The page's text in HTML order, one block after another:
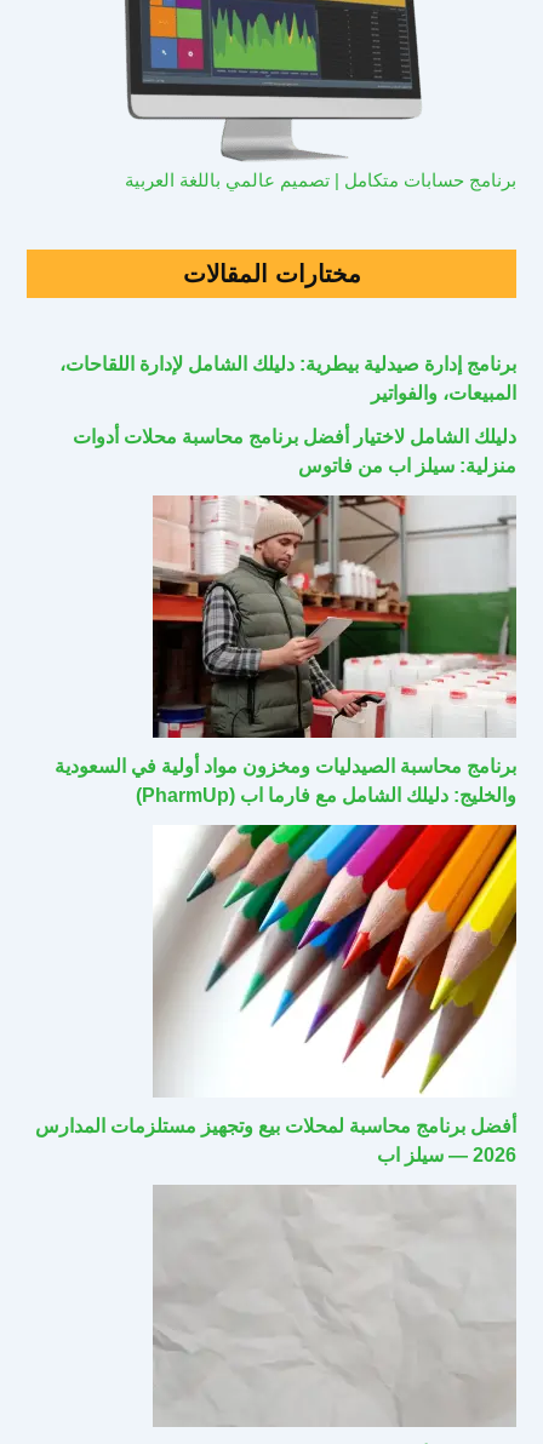
برنامج حسابات متكامل | تصميم عالمي باللغة العربية
مختارات المقالات
برنامج إدارة صيدلية بيطرية: دليلك الشامل لإدارة اللقاحات،
المبيعات، والفواتير
دليلك الشامل لاختيار أفضل برنامج محاسبة محلات أدوات
منزلية: سيلز اب من فاتوس
برنامج محاسبة الصيدليات ومخزون مواد أولية في السعودية
والخليج: دليلك الشامل مع فارما اب (PharmUp)
أفضل برنامج محاسبة لمحلات بيع وتجهيز مستلزمات المدارس
2026 — سيلز اب